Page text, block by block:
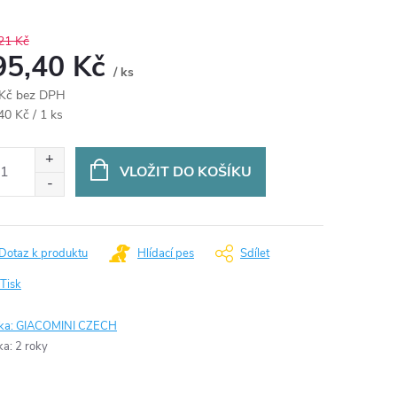
Kč
Kč / ks
bez DPH
Kč / 1 ks
VLOŽIT DO KOŠÍKU
Tisk
Dotaz k produktu Hlídací pes Sdílet
GIACOMINI CZECH
: 2 roky